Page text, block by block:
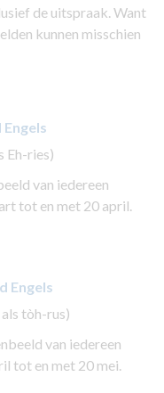
de uitspraak. Want
kunnen misschien
Eh-ries)
van iedereen
tot en met 20 april.
Engels
tòh-rus)
van iedereen
tot en met 20 mei.